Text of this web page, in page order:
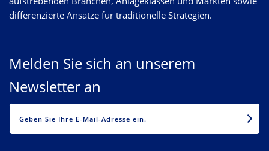
differenzierte Ansätze für traditionelle Strategien.
Melden Sie sich an unserem
Newsletter an